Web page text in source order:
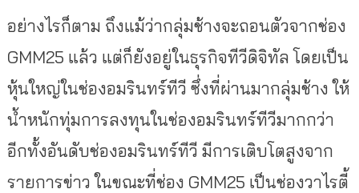
อย่างไรก็ตาม ถึงแม้ว่ากลุ่มช้างจะถอนตัวจากช่อง
GMM25 แล้ว แต่ก็ยังอยู่ในธุรกิจทีวีดิจิทัล โดยเป็น
หุ้นใหญ่ในช่องอมรินทร์ทีวี ซึ่งที่ผ่านมากลุ่มช้าง ให้
น้ำหนักทุ่มการลงทุนในช่องอมรินทร์ทีวีมากกว่า
อีกทั้งอันดับช่องอมรินทร์ทีวี มีการเติบโตสูงจาก
รายการข่าว ในขณะที่ช่อง GMM25 เป็นช่องวาไรตี้